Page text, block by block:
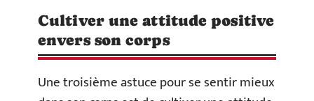
Cultiver une attitude positive
envers son corps
Une troisième astuce pour se sentir mieux